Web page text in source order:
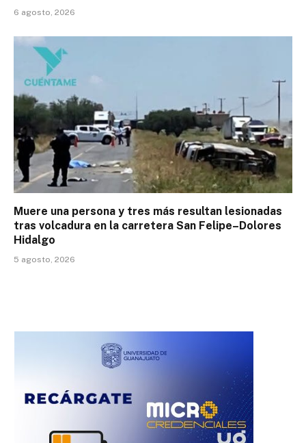
6 agosto, 2026
Muere una persona y tres más resultan lesionadas
tras volcadura en la carretera San Felipe–Dolores
Hidalgo
5 agosto, 2026